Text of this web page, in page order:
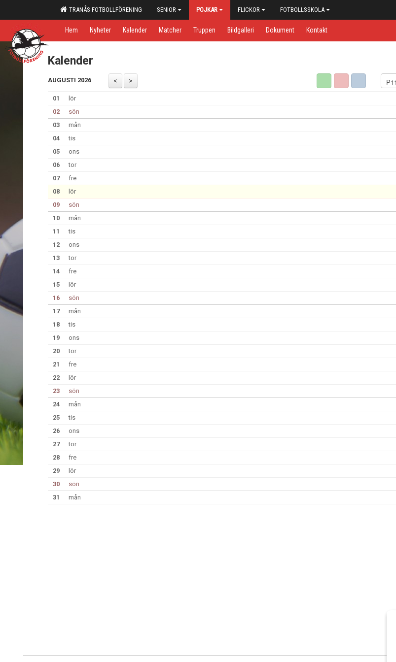
TRANÅS FOTBOLLFÖRENING SENIOR POJKAR FLICKOR FOTBOLLSSKOLA
Hem Nyheter Kalender Matcher Truppen Bildgalleri Dokument Kontakt
Kalender
AUGUSTI 2026
01
lör
02
sön
03
mån
04
tis
05
ons
06
tor
07
fre
08
lör
09
sön
10
mån
11
tis
12
ons
13
tor
14
fre
15
lör
16
sön
17
mån
18
tis
19
ons
20
tor
21
fre
22
lör
23
sön
24
mån
25
tis
26
ons
27
tor
28
fre
29
lör
30
sön
31 mån